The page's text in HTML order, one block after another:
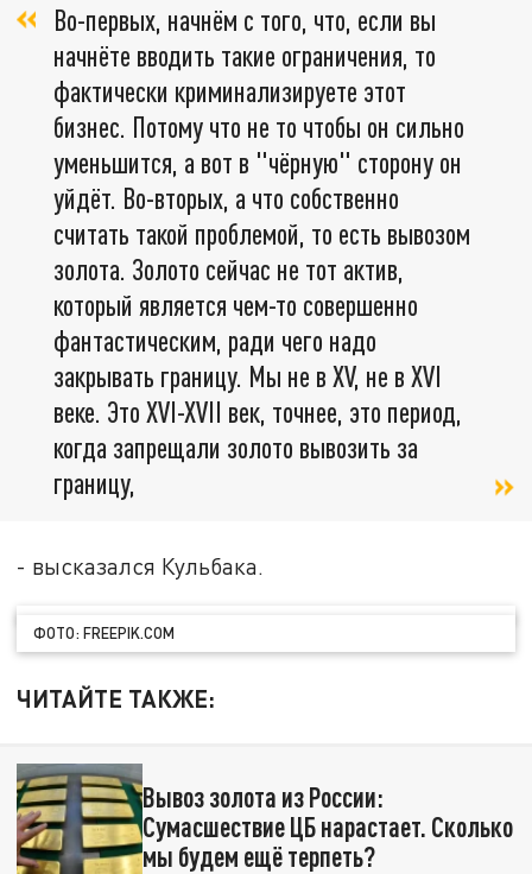
Во-первых, начнём с того, что, если вы
начнёте вводить такие ограничения, то
фактически криминализируете этот
бизнес. Потому что не то чтобы он сильно
уменьшится, а вот в "чёрную" сторону он
уйдёт. Во-вторых, а что собственно
считать такой проблемой, то есть вывозом
золота. Золото сейчас не тот актив,
который является чем-то совершенно
фантастическим, ради чего надо
закрывать границу. Мы не в XV, не в XVI
веке. Это XVI-XVII век, точнее, это период,
когда запрещали золото вывозить за
границу,
- высказался Кульбака.
ФОТО: FREEPIK.COM
ЧИТАЙТЕ ТАКЖЕ:
Вывоз золота из России:
Сумасшествие ЦБ нарастает. Сколько
мы будем ещё терпеть?